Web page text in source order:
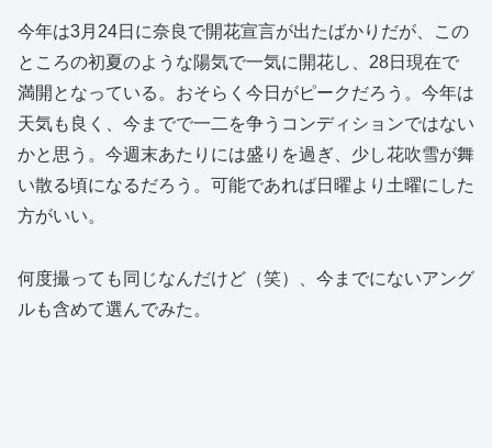
今年は3月24日に奈良で開花宣言が出たばかりだが、この
ところの初夏のような陽気で一気に開花し、28日現在で
満開となっている。おそらく今日がピークだろう。今年は
天気も良く、今までで一二を争うコンディションではない
かと思う。今週末あたりには盛りを過ぎ、少し花吹雪が舞
い散る頃になるだろう。可能であれば日曜より土曜にした
方がいい。
何度撮っても同じなんだけど（笑）、今までにないアング
ルも含めて選んでみた。